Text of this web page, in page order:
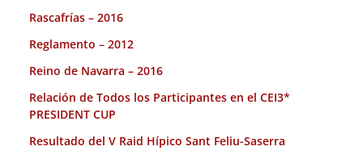
Rascafrías – 2016
Reglamento – 2012
Reino de Navarra – 2016
Relación de Todos los Participantes en el CEI3*
PRESIDENT CUP
Resultado del V Raid Hípico Sant Feliu-Saserra